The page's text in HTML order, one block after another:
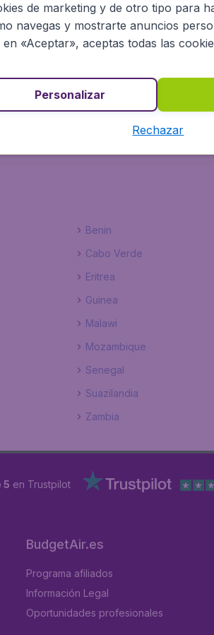
es facil y seguro. Te ofrecemos
y muchos mas).A lado de nuestros
con solo unos pocos clics!
persona, impuestos incluidos, excluyendo
Benin
Cabo Verde
Eritrea
Guinea
Malawi
Mozambique
Senegal
Suazilandia
Zambia
5 en Trustpilot
BudgetAir.es
Programa afiliados
Información Legal
Oportunidades profesionales
de marketing y de otro tipo para
navegas y mostrarte anuncios
en «Aceptar», aceptas todas las
Personalizar
Rechazar